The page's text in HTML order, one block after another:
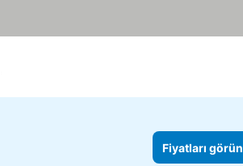
Fiyatları görün